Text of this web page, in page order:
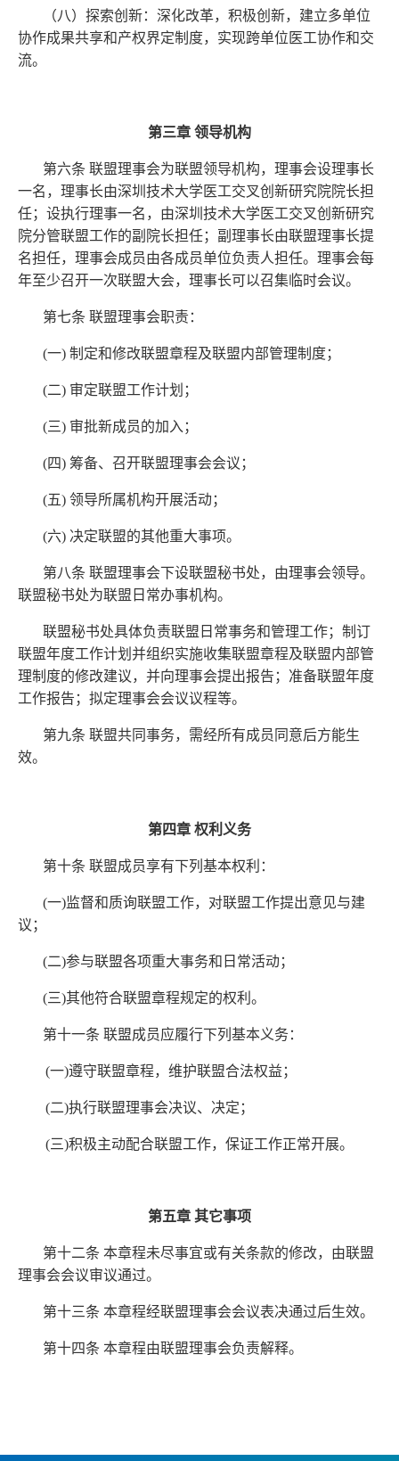
（八）探索创新：深化改革，积极创新，建立多单位
协作成果共享和产权界定制度，实现跨单位医工协作和交
流。
第三章 领导机构
第六条 联盟理事会为联盟领导机构，理事会设理事长
一名，理事长由深圳技术大学医工交叉创新研究院院长担
任；设执行理事一名，由深圳技术大学医工交叉创新研究
院分管联盟工作的副院长担任；副理事长由联盟理事长提
名担任，理事会成员由各成员单位负责人担任。理事会每
年至少召开一次联盟大会，理事长可以召集临时会议。
第七条 联盟理事会职责：
(一) 制定和修改联盟章程及联盟内部管理制度；
(二) 审定联盟工作计划；
(三) 审批新成员的加入；
(四) 筹备、召开联盟理事会会议；
(五) 领导所属机构开展活动；
(六) 决定联盟的其他重大事项。
第八条 联盟理事会下设联盟秘书处，由理事会领导。
联盟秘书处为联盟日常办事机构。
联盟秘书处具体负责联盟日常事务和管理工作；制订
联盟年度工作计划并组织实施收集联盟章程及联盟内部管
理制度的修改建议，并向理事会提出报告；准备联盟年度
工作报告；拟定理事会会议议程等。
第九条 联盟共同事务，需经所有成员同意后方能生
效。
第四章 权利义务
第十条 联盟成员享有下列基本权利：
(一)监督和质询联盟工作，对联盟工作提出意见与建
议；
(二)参与联盟各项重大事务和日常活动；
(三)其他符合联盟章程规定的权利。
第十一条 联盟成员应履行下列基本义务：
(一)遵守联盟章程，维护联盟合法权益；
(二)执行联盟理事会决议、决定；
(三)积极主动配合联盟工作，保证工作正常开展。
第五章 其它事项
第十二条 本章程未尽事宜或有关条款的修改，由联盟
理事会会议审议通过。
第十三条 本章程经联盟理事会会议表决通过后生效。
第十四条 本章程由联盟理事会负责解释。